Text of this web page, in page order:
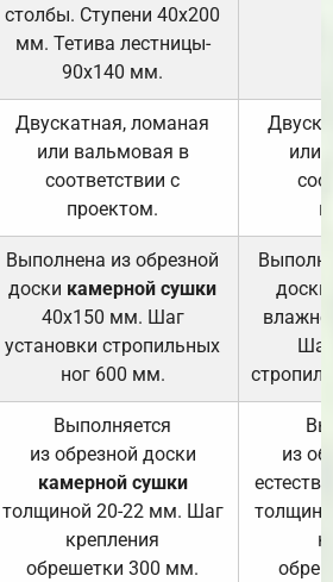
столбы. Ступени 40х200
мм. Тетива лестницы-
90х140 мм.
Двускатная, ломаная
или вальмовая в
соответствии с
проектом.
или
Выполнена из обрезной
доски камерной сушки
40х150 мм. Шаг
установки стропильных
ног 600 мм.
доски
Выполняется
из обрезной доски
камерной сушки
толщиной 20-22 мм. Шаг
крепления
обрешетки 300 мм.
из